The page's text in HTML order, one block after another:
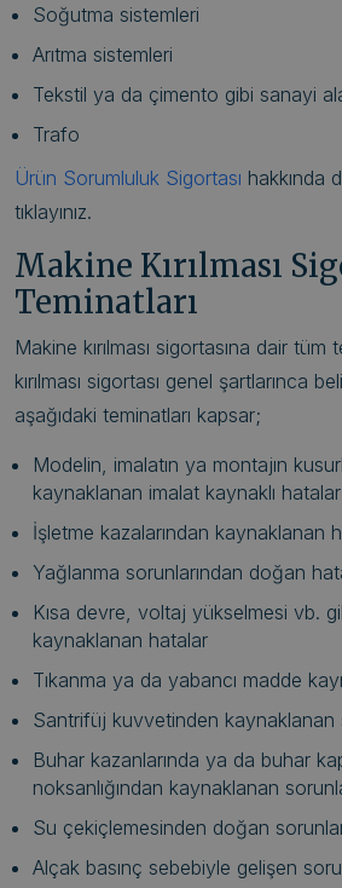
Soğutma sistemleri
Arıtma sistemleri
Tekstil ya da çimento gibi sanayi
Trafo
Ürün Sorumluluk Sigortası hakkında
tıklayınız.
Makine Kırılması
Teminatları
Makine kırılması sigortasına dair tüm
kırılması sigortası genel şartlarınca
aşağıdaki teminatları kapsar;
Modelin, imalatın ya montajın
kaynaklanan imalat kaynaklı hatalar
İşletme kazalarından kaynaklanan
Yağlanma sorunlarından doğan
Kısa devre, voltaj yükselmesi vb.
kaynaklanan hatalar
Tıkanma ya da yabancı madde
Santrifüj kuvvetinden kaynaklanan
Buhar kazanlarında ya da buhar
noksanlığından kaynaklanan
Su çekiçlemesinden doğan
Alçak basınç sebebiyle gelişen